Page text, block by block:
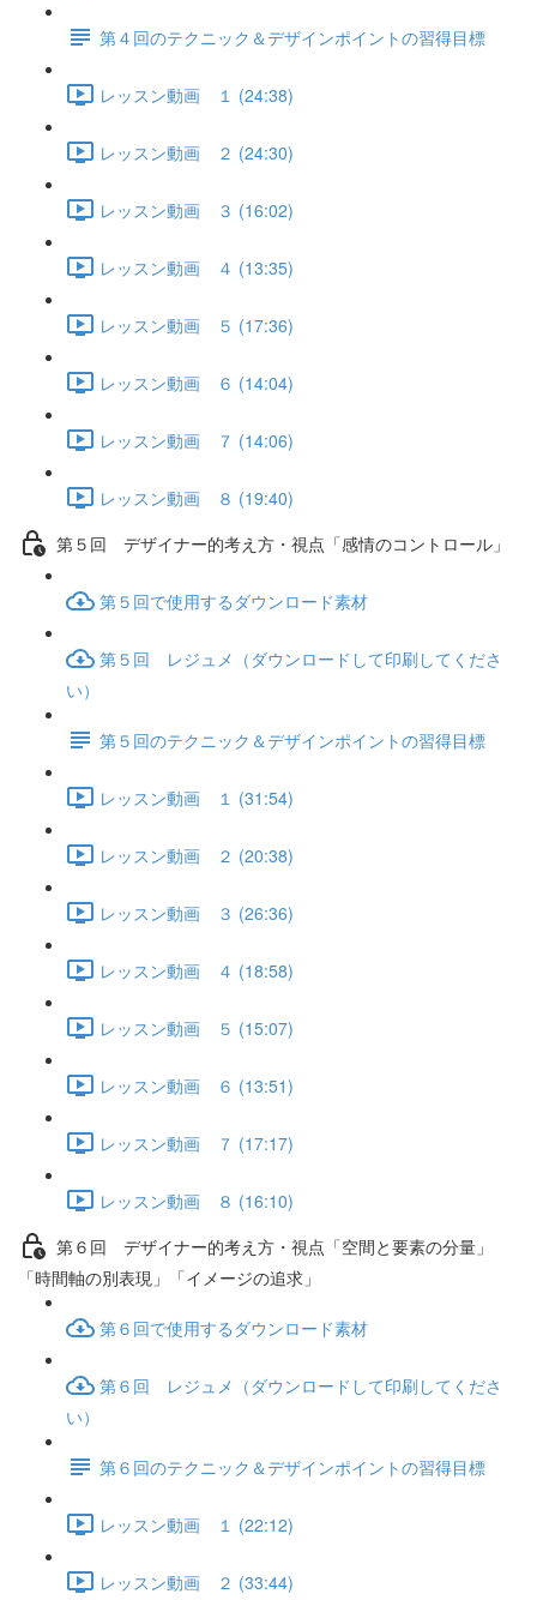
第４回のテクニック＆デザインポイントの習得目標
レッスン動画 １ (24:38)
レッスン動画 ２ (24:30)
レッスン動画 ３ (16:02)
レッスン動画 ４ (13:35)
レッスン動画 ５ (17:36)
レッスン動画 ６ (14:04)
レッスン動画 ７ (14:06)
レッスン動画 ８ (19:40)
第５回 デザイナー的考え方・視点「感情のコントロール」
第５回で使用するダウンロード素材
第５回 レジュメ（ダウンロードして印刷してくださ
い）
第５回のテクニック＆デザインポイントの習得目標
レッスン動画 １ (31:54)
レッスン動画 ２ (20:38)
レッスン動画 ３ (26:36)
レッスン動画 ４ (18:58)
レッスン動画 ５ (15:07)
レッスン動画 ６ (13:51)
レッスン動画 ７ (17:17)
レッスン動画 ８ (16:10)
第６回 デザイナー的考え方・視点「空間と要素の分量」
「時間軸の別表現」「イメージの追求」
第６回で使用するダウンロード素材
第６回 レジュメ（ダウンロードして印刷してくださ
い）
第６回のテクニック＆デザインポイントの習得目標
レッスン動画 １ (22:12)
レッスン動画 ２ (33:44)